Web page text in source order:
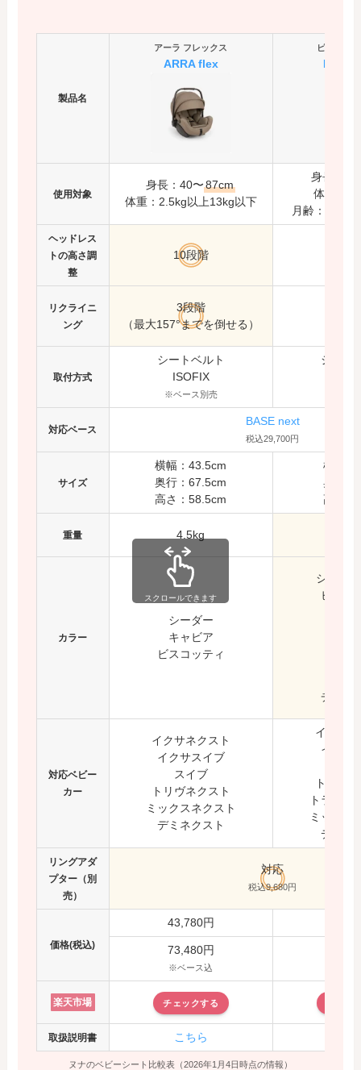
製品名
アーラ フレックス
ARRA flex
ピパ ネク
使用対象
身長：40〜87cm
体重：2.5kg以上13kg以下
身長：40
体重：
月齢：新生
ヘッドレス
トの高さ調
整
10段階
リクライニ
ング
3段階
（最大157°までを倒せる）
取付方式
シートベルト
ISOFIX
※ベース別売
シート
対応ベース
BASE next
税込29,700円
サイズ
横幅：43.5cm
奥行：67.5cm
高さ：58.5cm
横幅：
奥行：
高さ：
重量 4.5kg
カラー
シーダー
キャビア
ビスコッティ
シーダー
ビスコ
チェス
対応ベビー
カー
イクサネクスト
イクサスイブ
スイブ
トリヴネクスト
ミックスネクスト
デミネクスト
イクサ
イクサ
トリヴ
トラベル
ミックス
デミネ
リングアダ
プター（別
売）
対応
税込9,680円
価格(税込)
43,780円
73,480円
※ベース込
楽天市場 チェックする
取扱説明書 こちら
ヌナのベビーシート比較表（2026年1月4日時点の情報）
スクロールできます